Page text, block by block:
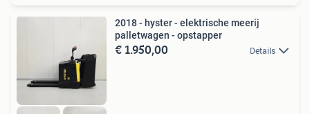
2018 - hyster - elektrische meerij
palletwagen - opstapper
€ 1.950,00 Details